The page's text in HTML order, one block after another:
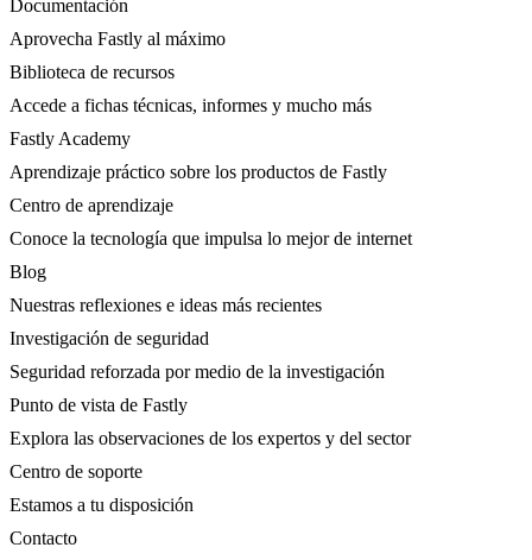
Documentación
Aprovecha Fastly al máximo
Biblioteca de recursos
Accede a fichas técnicas, informes y mucho más
Fastly Academy
Aprendizaje práctico sobre los productos de Fastly
Centro de aprendizaje
Conoce la tecnología que impulsa lo mejor de internet
Blog
Nuestras reflexiones e ideas más recientes
Investigación de seguridad
Seguridad reforzada por medio de la investigación
Punto de vista de Fastly
Explora las observaciones de los expertos y del sector
Centro de soporte
Estamos a tu disposición
Contacto